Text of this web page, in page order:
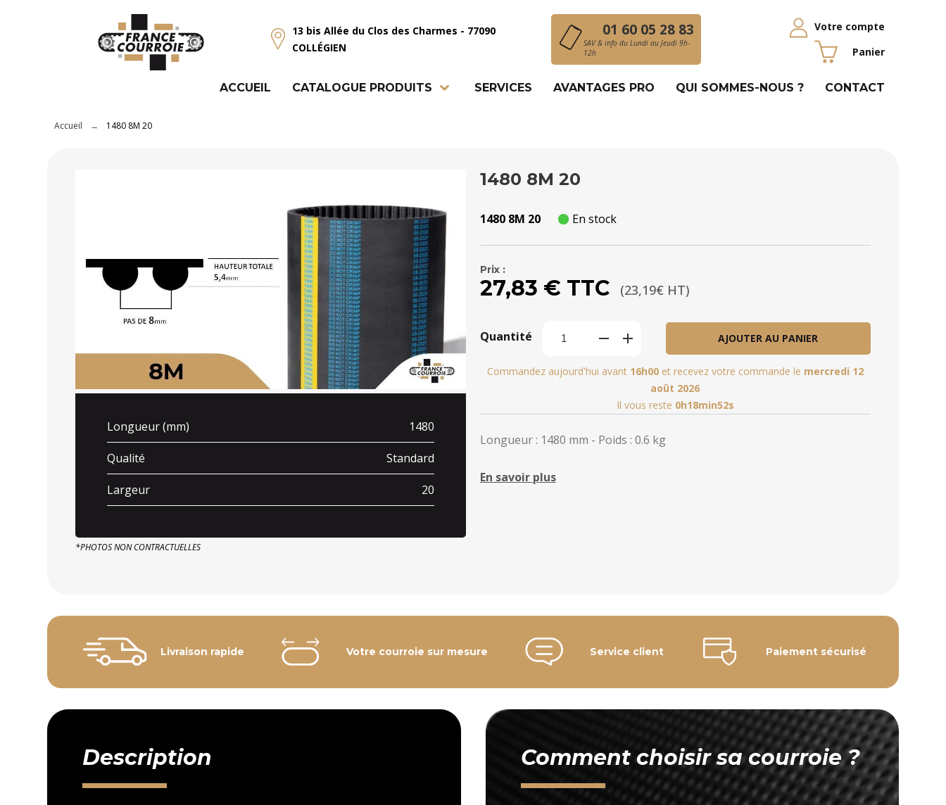
13 bis Allée du Clos des Charmes - 77090
COLLÉGIEN
01 60 05 28 83
SAV & info du Lundi au Jeudi 9h-
12h
Votre compte
Panier
ACCUEIL CATALOGUE PRODUITS SERVICES AVANTAGES PRO QUI SOMMES-NOUS ? CONTACT
Accueil 1480 8M 20
Longueur (mm) 1480
Qualité Standard
Largeur 20
*PHOTOS NON CONTRACTUELLES
1480 8M 20
1480 8M 20 En stock
Prix :
27,83 € TTC (23,19€ HT)
Quantité AJOUTER AU PANIER
Commandez aujourd'hui avant 16h00et recevez votre commande le mercredi 12
août 2026
Il vous reste 0h18min50s
Longueur : 1480 mm - Poids : 0.6 kg
En savoir plus
Livraison rapide Votre courroie sur mesure Service client Paiement sécurisé
Description Comment choisir sa courroie ?